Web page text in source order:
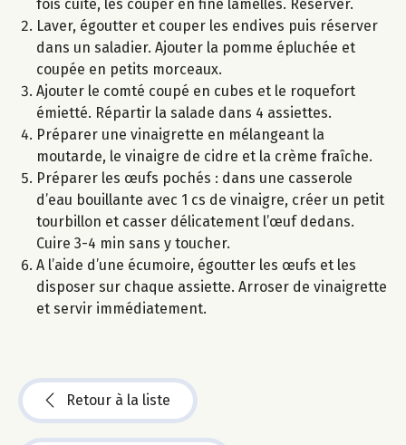
fois cuite, les couper en fine lamelles. Réserver.
Laver, égoutter et couper les endives puis réserver
dans un saladier. Ajouter la pomme épluchée et
coupée en petits morceaux.
Ajouter le comté coupé en cubes et le roquefort
émietté. Répartir la salade dans 4 assiettes.
Préparer une vinaigrette en mélangeant la
moutarde, le vinaigre de cidre et la crème fraîche.
Préparer les œufs pochés : dans une casserole
d’eau bouillante avec 1 cs de vinaigre, créer un petit
tourbillon et casser délicatement l’œuf dedans.
Cuire 3-4 min sans y toucher.
A l’aide d’une écumoire, égoutter les œufs et les
disposer sur chaque assiette. Arroser de vinaigrette
et servir immédiatement.
Retour à la liste